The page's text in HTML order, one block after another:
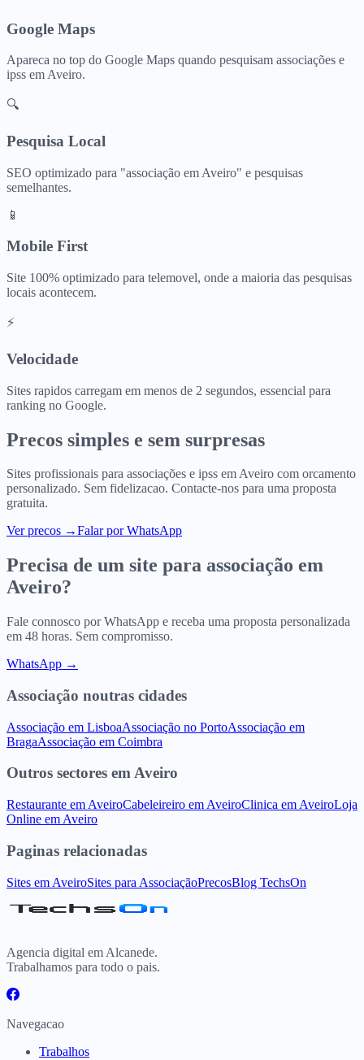
Google Maps
Apareca no top do Google Maps quando pesquisam associações e
ipss em Aveiro.
🔍
Pesquisa Local
SEO optimizado para "associação em Aveiro" e pesquisas
semelhantes.
📱
Mobile First
Site 100% optimizado para telemovel, onde a maioria das pesquisas
locais acontecem.
⚡
Velocidade
Sites rapidos carregam em menos de 2 segundos, essencial para
ranking no Google.
Precos simples e sem surpresas
Sites profissionais para associações e ipss emAveiro com orcamento
personalizado. Sem fidelizacao. Contacte-nos para uma proposta
gratuita.
Ver precos →Falar por WhatsApp
Precisa de um site para associação em
Aveiro?
Fale connosco por WhatsApp e receba uma proposta personalizada
em 48 horas. Sem compromisso.
WhatsApp →
Associação noutras cidades
Associação em LisboaAssociação no PortoAssociação em
BragaAssociação em Coimbra
Outros sectores emAveiro
Restaurante em AveiroCabeleireiro em AveiroClinica em AveiroLoja
Online em Aveiro
Paginas relacionadas
Sites em AveiroSites para AssociaçãoPrecosBlog TechsOn
Agencia digital em Alcanede.
Trabalhamos para todo o pais.
Navegacao
Trabalhos